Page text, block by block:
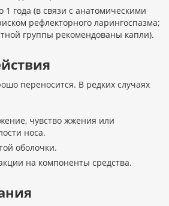
1 года (в связи с анатомическими
рефлекторного ларингоспазма;
группы рекомендованы капли).
переносится. В редких случаях
чувство жжения или
носа.
оболочки.
на компоненты средства.